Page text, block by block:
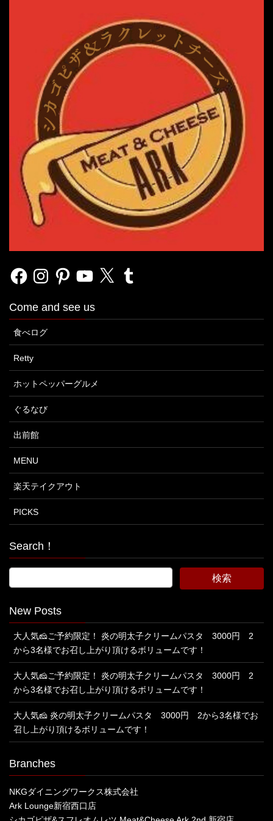
FacebookInstagramPinterestYouTube
X Tumblr
Come and see us
食べログ
Retty
ホットペッパーグルメ
ぐるなび
出前館
MENU
楽天テイクアウト
PICKS
Search！
New Posts
大人気🧀ご予約限定！ 炎の明太子クリームパスタ 3000円 2
から3名様でお召し上がり頂けるボリュームです！
大人気🧀ご予約限定！ 炎の明太子クリームパスタ 3000円 2
から3名様でお召し上がり頂けるボリュームです！
大人気🧀 炎の明太子クリームパスタ 3000円 2から3名様でお
召し上がり頂けるボリュームです！
Branches
NKGダイニングワークス株式会社
Ark Lounge新宿西口店